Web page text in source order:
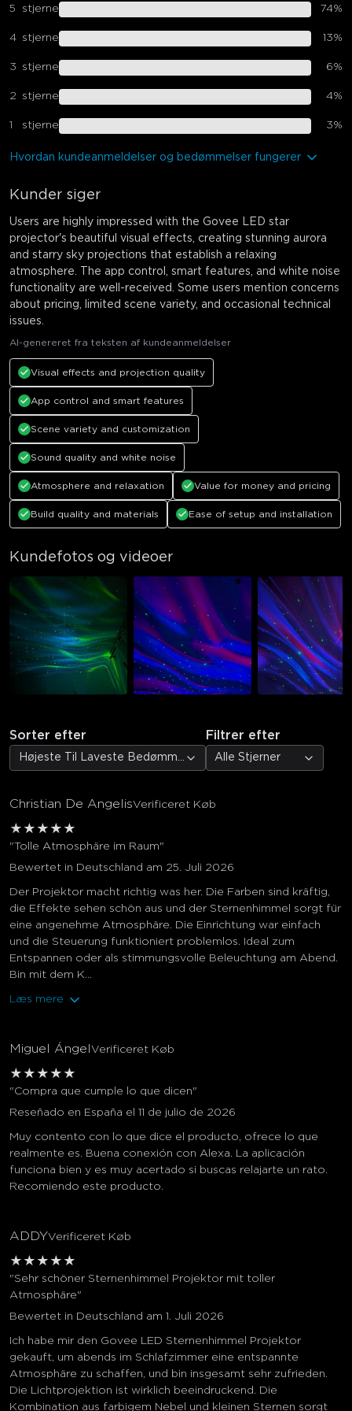
5 stjerne 74%
4 stjerne 13%
3 stjerne 6%
2 stjerne 4%
1 stjerne 3%
Hvordan kundeanmeldelser og bedømmelser fungerer
Kunder siger
Users are highly impressed with the Govee LED star
projector's beautiful visual effects, creating stunning aurora
and starry sky projections that establish a relaxing
atmosphere. The app control, smart features, and white noise
functionality are well-received. Some users mention concerns
about pricing, limited scene variety, and occasional technical
issues.
AI-genereret fra teksten af kundeanmeldelser
Visual effects and projection quality
App control and smart features
Scene variety and customization
Sound quality and white noise
Atmosphere and relaxation Value for money and pricing
Build quality and materials Ease of setup and installation
Kundefotos og videoer
Sorter efter
Højeste Til Laveste Bedømmelse
Filtrer efter
Alle Stjerner
Christian De AngelisVerificeret Køb
★ ★ ★ ★ ★
"Tolle Atmosphäre im Raum"
Bewertet in Deutschland am 25. Juli 2026
Der Projektor macht richtig was her. Die Farben sind kräftig,
die Effekte sehen schön aus und der Sternenhimmel sorgt für
eine angenehme Atmosphäre. Die Einrichtung war einfach
und die Steuerung funktioniert problemlos. Ideal zum
Entspannen oder als stimmungsvolle Beleuchtung am Abend.
Bin mit dem K...
Læs mere
Miguel Ángel Verificeret Køb
★ ★ ★ ★ ★
"Compra que cumple lo que dicen"
Reseñado en España el 11 de julio de 2026
Muy contento con lo que dice el producto, ofrece lo que
realmente es. Buena conexión con Alexa. La aplicación
funciona bien y es muy acertado si buscas relajarte un rato.
Recomiendo este producto.
ADDYVerificeret Køb
★ ★ ★ ★ ★
"Sehr schöner Sternenhimmel Projektor mit toller
Atmosphäre"
Bewertet in Deutschland am 1. Juli 2026
Ich habe mir den Govee LED Sternenhimmel Projektor
gekauft, um abends im Schlafzimmer eine entspannte
Atmosphäre zu schaffen, und bin insgesamt sehr zufrieden.
Die Lichtprojektion ist wirklich beeindruckend. Die
Kombination aus farbigem Nebel und kleinen Sternen sorgt